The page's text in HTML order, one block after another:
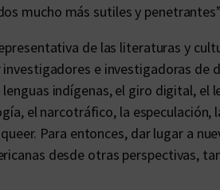
mucho más sutiles y
de las literaturas y
e investigadoras de
indígenas, el giro digital, el
el narcotráfico, la especulación,
Para entonces, dar lugar a
desde otras perspectivas,